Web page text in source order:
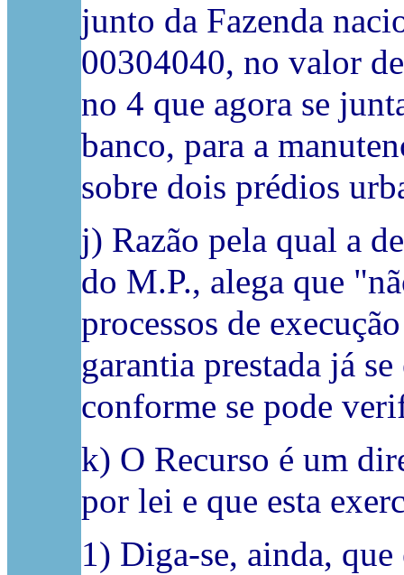
junto da Fazenda
00304040, no valor
no 4 que agora se
banco, para a
sobre dois prédios
j) Razão pela qual a
do M.P., alega que
processos de
garantia prestada já
conforme se pode
k) O Recurso é um
por lei e que esta
1) Diga-se, ainda,